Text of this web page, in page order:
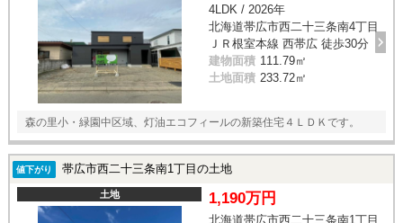
4LDK / 2026年
北海道帯広市西二十三条南4丁目
ＪＲ根室本線 西帯広 徒歩30分
建物面積 111.79㎡
土地面積 233.72㎡
森の里小・緑園中区域、灯油エコフィールの新築住宅４ＬＤＫです。
値下がり 帯広市西二十三条南1丁目の土地
土地 1,190万円
北海道帯広市西二十三条南1丁目